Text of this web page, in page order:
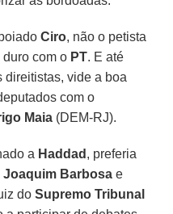
Ciro, não o petista
duro com o PT. E até
direitistas, vide a boa
com o
Maia (DEM-RJ).
a Haddad , preferia
Joaquim Barbosa e
doSupremo Tribunal